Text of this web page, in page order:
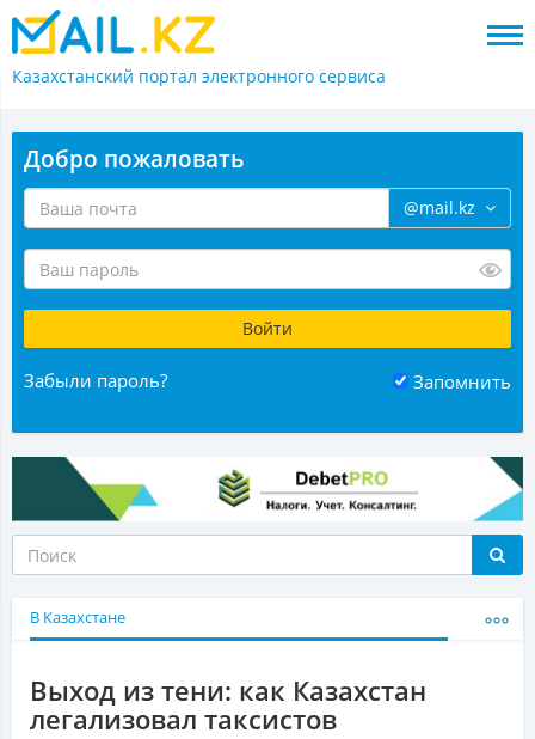
Казахстанский портал электронного сервиса
Добро пожаловать
@mail.kz
Забыли пароль? Запомнить
В Казахстане
Выход из тени: как Казахстан
легализовал таксистов